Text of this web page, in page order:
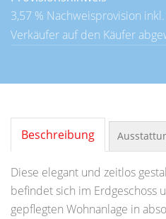
3,57 % Nachweisprovision
Verkäufer auf den Käufer
Beschreibung
Diese elegant und zeitlos
befindet sich im Erdgeschoss
gepflegten Wohnanlage in